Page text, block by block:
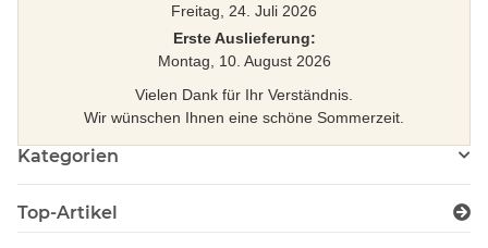
Freitag, 24. Juli 2026
Erste Auslieferung:
Montag, 10. August 2026
Vielen Dank für Ihr Verständnis.
Wir wünschen Ihnen eine schöne Sommerzeit.
Kategorien
Top-Artikel